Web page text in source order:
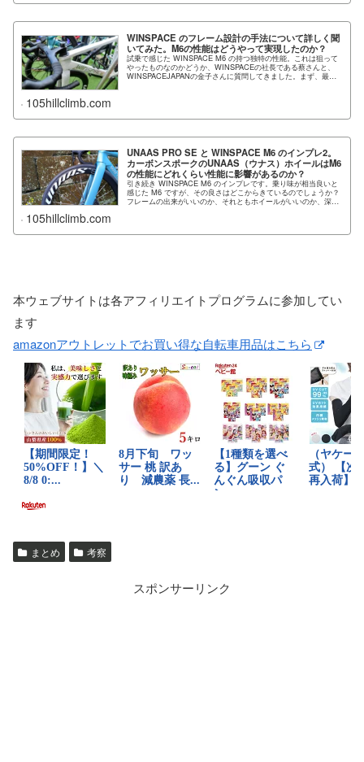
WINSPACE のフレーム設計の手法について詳しく聞
いてみた。M6の性能はどうやって実現したのか？
試乗で感じた WINSPACE M6 の持つ独特の性能。これは狙って
やったものなのかどうか、WINSPACEの社長である蔡さんと、
WINSPACEJAPANの金子さんに質問してきました。まず、最初
105hillclimb.com
UNAAS PRO SE と WINSPACE M6 のインプレ2。
カーボンスポークのUNAAS（ウナス）ホイールはM6
の性能にどれくらい性能に影響があるのか？
引き続き WINSPACE M6 のインプレです。乗り味が相当良いと
感じた M6 ですが、その良さはどこからきているのでしょうか？
フレームの出来がいいのか、それともホイールがいいのか、深堀
105hillclimb.com
本ウェブサイトは各アフィリエイトプログラムに参加してい
ます
amazonアウトレットでお買い得な自転車用品はこちら
まとめ 考察
スポンサーリンク